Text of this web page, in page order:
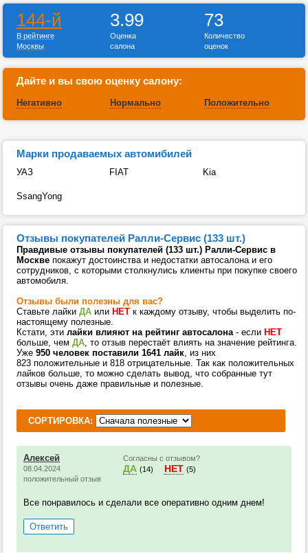
144-й
В рейтинге
Москвы
3.99
Оценка
салона
73
Количество
оценок
Дайте и вы свою оценку салону:
Негативно Нормально Положительно
Марки продаваемых автомибилей
УАЗ FIAT Kia
SsangYong
Отзывы покупателей Ралли-Сервис (133 шт.)
Правдивые отзывы покупателей (133 шт.) Ралли-Сервис в
Москве покажут достоинства и недостатки автосалона и его
сотрудников, с которыми столкнулись клиенты при покупке своего
автомобиля.
Отзывы были полезны для вас?
Ставьте лайки ДА или НЕТ к каждому отзыву, чтобы выделить по-
настоящему полезные.
Кстати, эти лайки влияют на рейтинг автосалона- если НЕТ
больше, чем ДА, то отзыв перестаёт влиять на значение рейтинга.
Уже 950 человек поставили 1641 лайк, из них
823 положительные и 818 отрицательные. Так как положительных
лайков больше, то можно сделать вывод, что собранные тут
отзывы очень даже правильные и полезные.
СОРТИРОВКА:
Алексей
08.04.2024
положительный отзыв
Согласны с отзывом?
ДА (14) НЕТ (5)
Все понравилось и сделали все оперативно одним днем!
Ответить